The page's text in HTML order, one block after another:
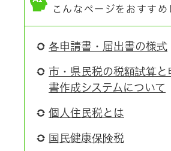
こんなページをおすすめ
各申請書・届出書の様式
市・県民税の税額試算と
書作成システムについて
個人住民税とは
国民健康保険税